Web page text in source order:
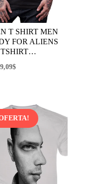
T SHIRT MEN
FOR ALIENS
TSHIRT…
El
era:
9,67$.
9,09$El
es:
9,09$.